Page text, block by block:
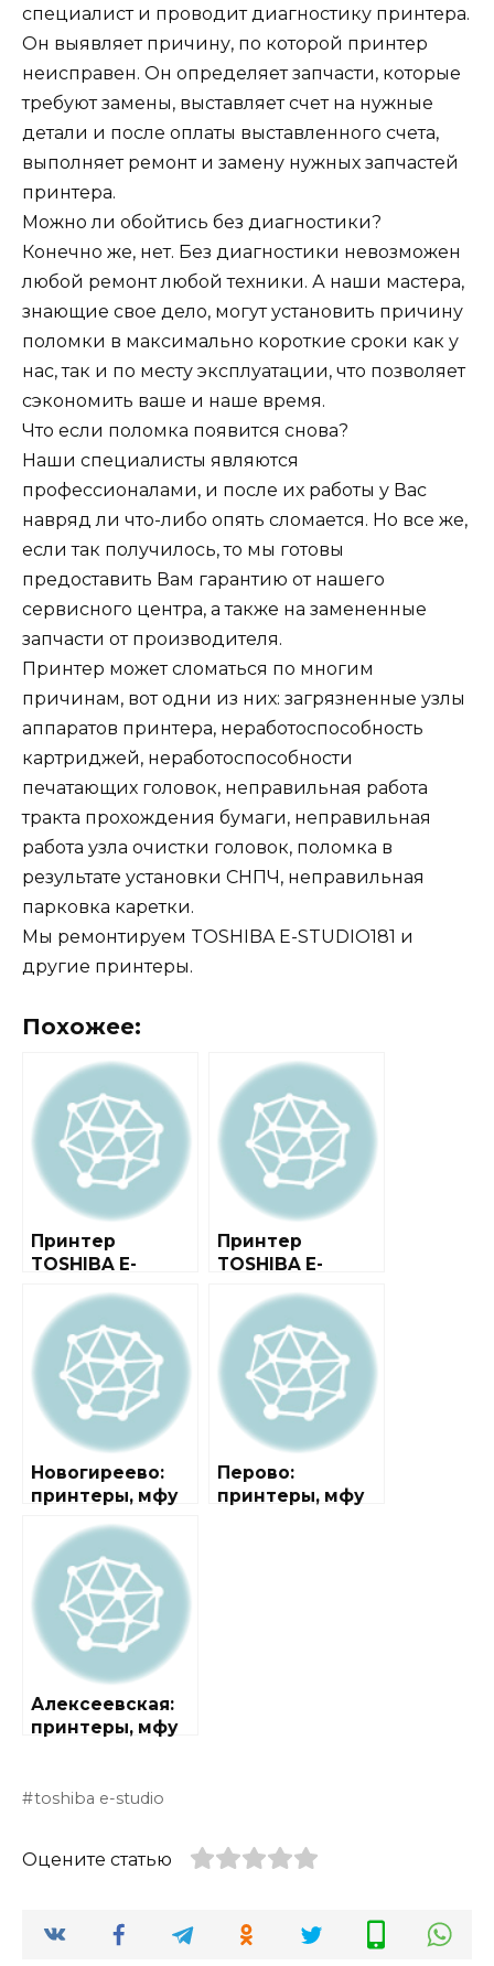
специалист и проводит диагностику принтера.
Он выявляет причину, по которой принтер
неисправен. Он определяет запчасти, которые
требуют замены, выставляет счет на нужные
детали и после оплаты выставленного счета,
выполняет ремонт и замену нужных запчастей
принтера.
Можно ли обойтись без диагностики?
Конечно же, нет. Без диагностики невозможен
любой ремонт любой техники. А наши мастера,
знающие свое дело, могут установить причину
поломки в максимально короткие сроки как у
нас, так и по месту эксплуатации, что позволяет
сэкономить ваше и наше время.
Что если поломка появится снова?
Наши специалисты являются
профессионалами, и после их работы у Вас
навряд ли что-либо опять сломается. Но все же,
если так получилось, то мы готовы
предоставить Вам гарантию от нашего
сервисного центра, а также на замененные
запчасти от производителя.
Принтер может сломаться по многим
причинам, вот одни из них: загрязненные узлы
аппаратов принтера, неработоспособность
картриджей, неработоспособности
печатающих головок, неправильная работа
тракта прохождения бумаги, неправильная
работа узла очистки головок, поломка в
результате установки СНПЧ, неправильная
парковка каретки.
Мы ремонтируем TOSHIBA E-STUDIO181 и
другие принтеры.
Похожее:
Принтер
TOSHIBA E-
Принтер
TOSHIBA E-
Новогиреево:
принтеры, мфу
Перово:
принтеры, мфу
Алексеевская:
принтеры, мфу
toshiba e-studio
Оцените статью